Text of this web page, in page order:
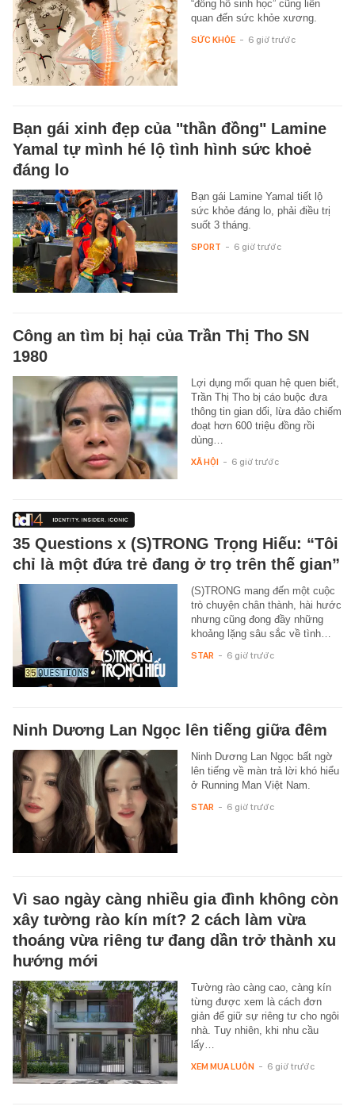
“đồng hồ sinh học” cũng liên
quan đến sức khỏe xương.
SỨC KHỎE - 6 giờ trước
Bạn gái xinh đẹp của "thần đồng" Lamine
Yamal tự mình hé lộ tình hình sức khoẻ
đáng lo
Bạn gái Lamine Yamal tiết lộ
sức khỏe đáng lo, phải điều trị
suốt 3 tháng.
SPORT - 6 giờ trước
Công an tìm bị hại của Trần Thị Tho SN
1980
Lợi dụng mối quan hệ quen biết,
Trần Thị Tho bị cáo buộc đưa
thông tin gian dối, lừa đảo chiếm
đoạt hơn 600 triệu đồng rồi
dùng…
XÃ HỘI - 6 giờ trước
35 Questions x (S)TRONG Trọng Hiếu: “Tôi
chỉ là một đứa trẻ đang ở trọ trên thế gian”
(S)TRONG mang đến một cuộc
trò chuyện chân thành, hài hước
nhưng cũng đong đầy những
khoảng lặng sâu sắc về tình…
STAR - 6 giờ trước
Ninh Dương Lan Ngọc lên tiếng giữa đêm
Ninh Dương Lan Ngọc bất ngờ
lên tiếng về màn trả lời khó hiểu
ở Running Man Việt Nam.
STAR - 6 giờ trước
Vì sao ngày càng nhiều gia đình không còn
xây tường rào kín mít? 2 cách làm vừa
thoáng vừa riêng tư đang dần trở thành xu
hướng mới
Tường rào càng cao, càng kín
từng được xem là cách đơn
giản để giữ sự riêng tư cho ngôi
nhà. Tuy nhiên, khi nhu cầu
lấy…
XEM MUA LUÔN - 6 giờ trước